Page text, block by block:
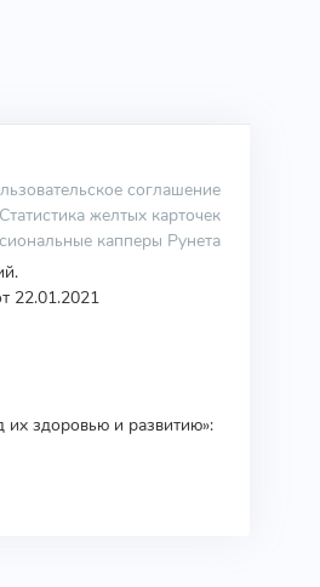
соглашение
Статистика желтых карточек
капперы Рунета
22.01.2021
здоровью и развитию»: